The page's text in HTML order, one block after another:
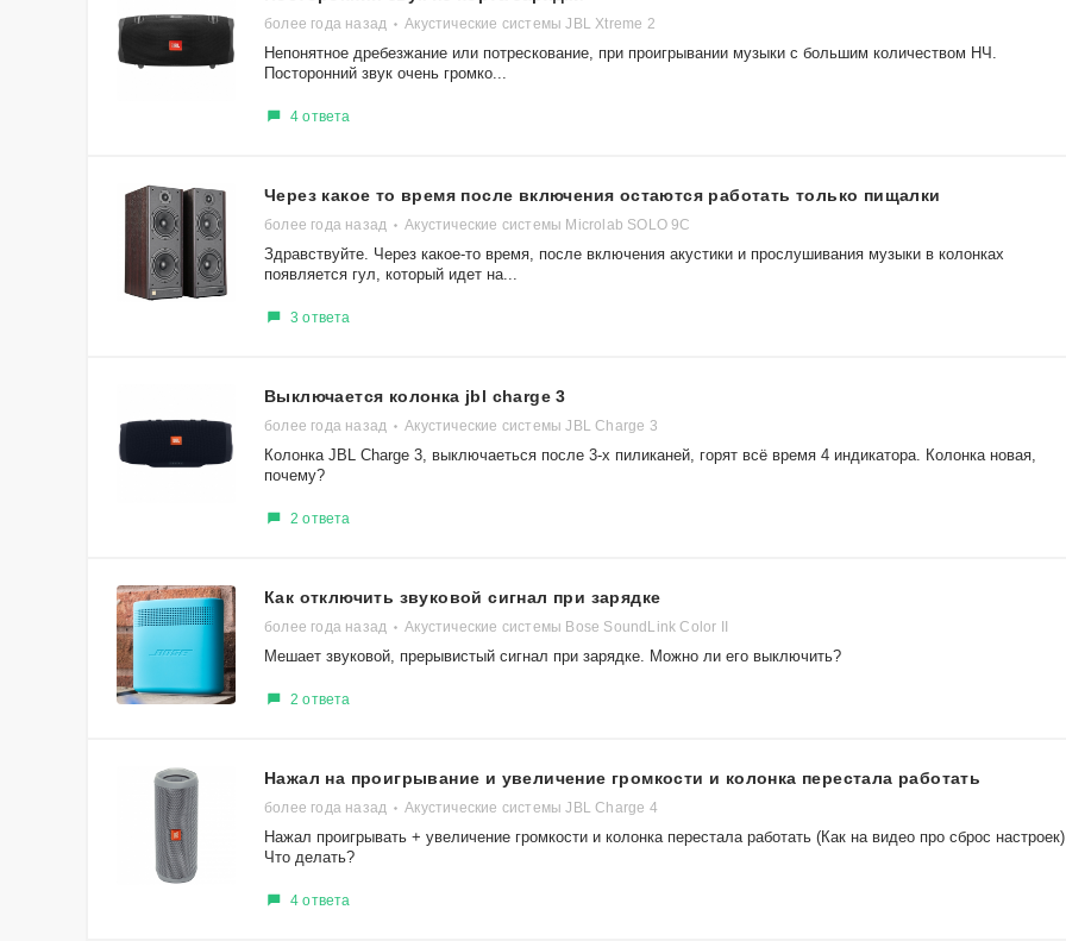
более года назад Акустические системы JBL Xtreme 2
Непонятное дребезжание или потрескование, при проигрывании музыки с большим количеством НЧ.
Посторонний звук очень громко...
4 ответа
Через какое то время после включения остаются работать только пищалки
более года назад Акустические системы Microlab SOLO 9C
Здравствуйте. Через какое-то время, после включения акустики и прослушивания музыки в колонках
появляется гул, который идет на...
3 ответа
Выключается колонка jbl charge 3
более года назад Акустические системы JBL Charge 3
Колонка JBL Charge 3, выключаеться после 3-х пиликаней, горят всё время 4 индикатора. Колонка новая,
почему?
2 ответа
Как отключить звуковой сигнал при зарядке
более года назад Акустические системы Bose SoundLink Color II
Мешает звуковой, прерывистый сигнал при зарядке. Можно ли его выключить?
2 ответа
Нажал на проигрывание и увеличение громкости и колонка перестала работать
более года назад Акустические системы JBL Charge 4
Нажал проигрывать + увеличение громкости и колонка перестала работать (Как на видео про сброс
Что делать?
4 ответа